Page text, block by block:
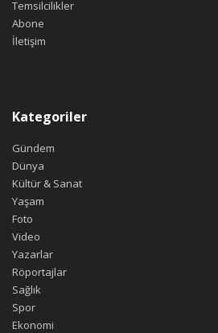
Temsilcilikler
Abone
İletişim
Kategoriler
Gündem
Dünya
Kültür & Sanat
Yaşam
Foto
Video
Yazarlar
Röportajlar
Sağlık
Spor
Ekonomi